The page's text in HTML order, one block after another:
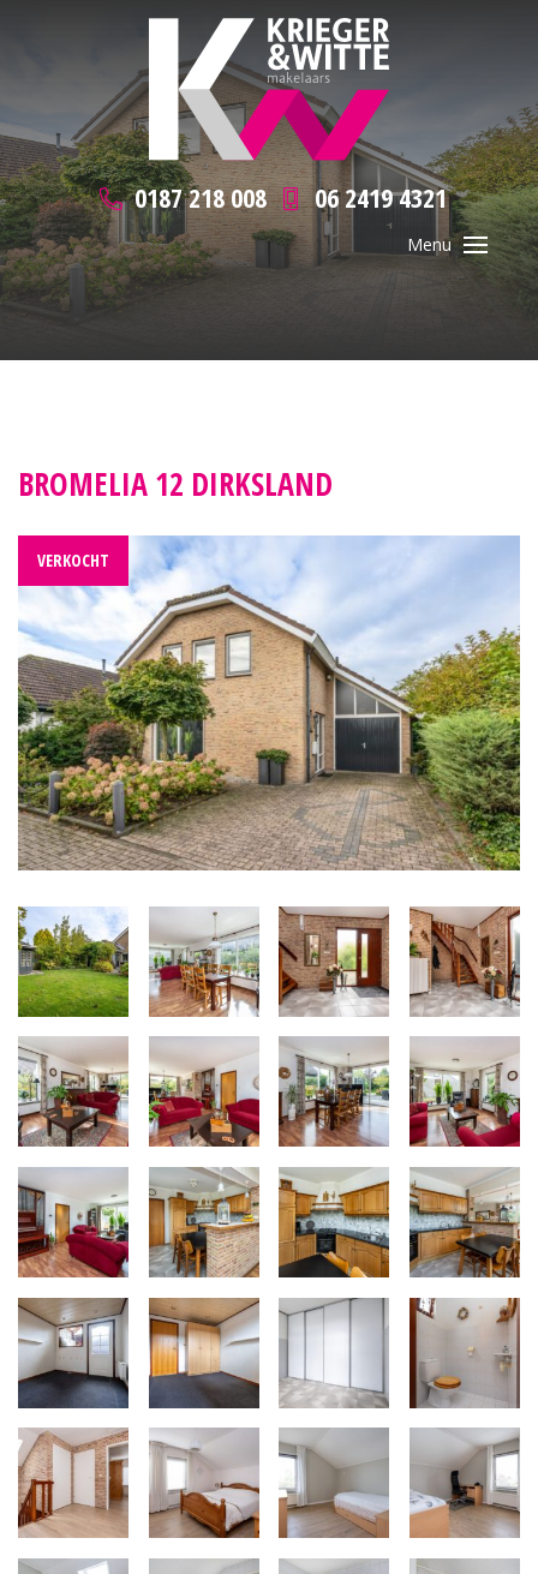
0187 218 008 06 2419 4321
BROMELIA 12 DIRKSLAND
VERKOCHT